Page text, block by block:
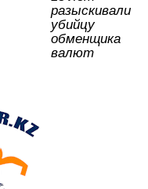
разыскивали
убийцу
обменщика
валют